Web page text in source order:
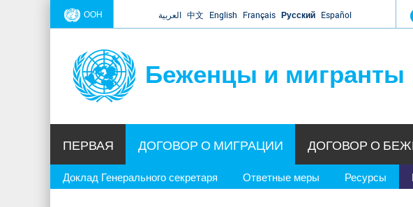
ООН العربية 中文 English Français Русский Español
Беженцы и мигранты
ПЕРВАЯ ДОГОВОР О МИГРАЦИИ
Доклад Генерального секретаря Ответные меры Ресурсы
ДОГОВОР О